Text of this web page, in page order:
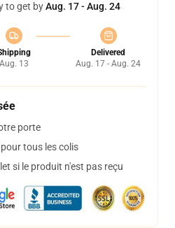
to get byAug. 17 - Aug. 24
Aug. 13
Delivered
Aug. 17 - Aug. 24
porte
tous les colis
si le produit n'est pas reçu